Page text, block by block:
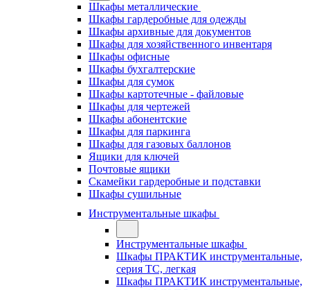
Шкафы металлические
Шкафы гардеробные для одежды
Шкафы архивные для документов
Шкафы для хозяйственного инвентаря
Шкафы офисные
Шкафы бухгалтерские
Шкафы для сумок
Шкафы картотечные - файловые
Шкафы для чертежей
Шкафы абонентские
Шкафы для паркинга
Шкафы для газовых баллонов
Ящики для ключей
Почтовые ящики
Скамейки гардеробные и подставки
Шкафы сушильные
Инструментальные шкафы
Инструментальные шкафы
Шкафы ПРАКТИК инструментальные,
серия ТC, легкая
Шкафы ПРАКТИК инструментальные,